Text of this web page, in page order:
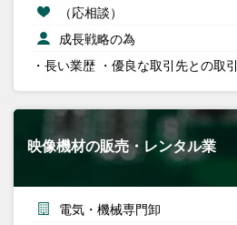
（応相談）
成長戦略の為
・長い業歴 ・優良な取引先との取引
映像機材の販売・レンタル業
電気・機械専門卸